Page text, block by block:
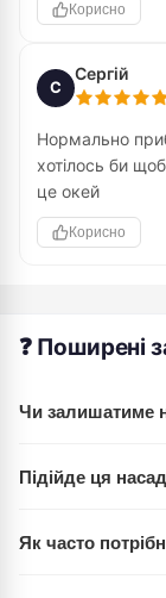
Корисно
С
Сергій
Нормально
хотілось би
це окей
Корисно
❓ Поширені
Чи залишатиме
використанням
Підійде ця
стандартного
Як часто